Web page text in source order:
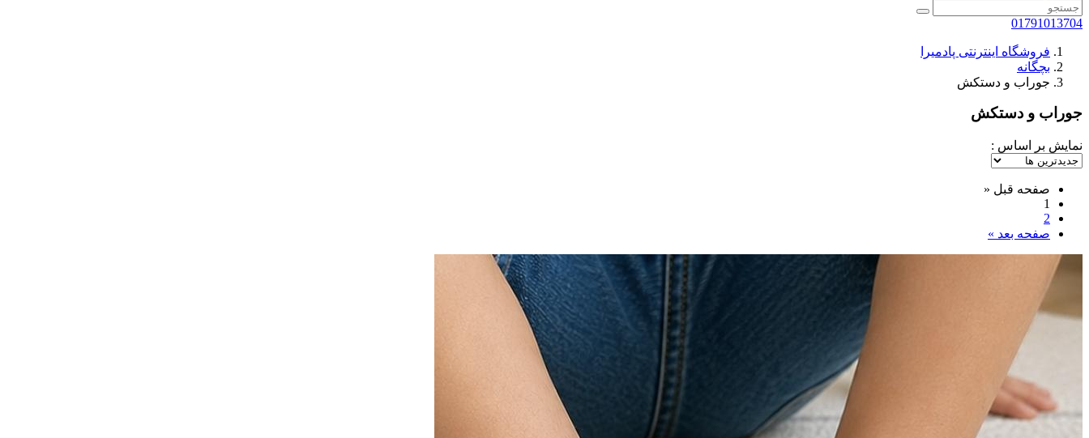
01791013704
فروشگاه اینترنتی پادمیرا
بچگانه
جوراب و دستکش
جوراب و دستکش
نمایش بر اساس :
صفحه قبل «
1
2
صفحه بعد »